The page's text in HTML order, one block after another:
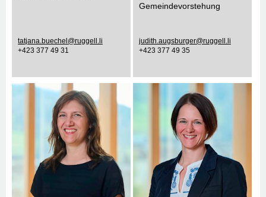
tatjana.buechel@ruggell.li
+423 377 49 31
Gemeindevorstehung
judith.augsburger@ruggell.li
+423 377 49 35